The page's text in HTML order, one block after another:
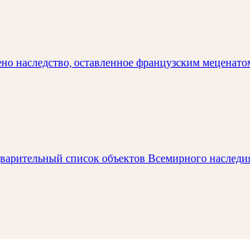
наследство, оставленное французским
список объектов Всемирного